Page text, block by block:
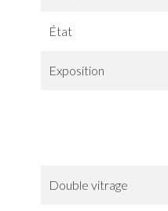
État
Exposition
Double vitrage